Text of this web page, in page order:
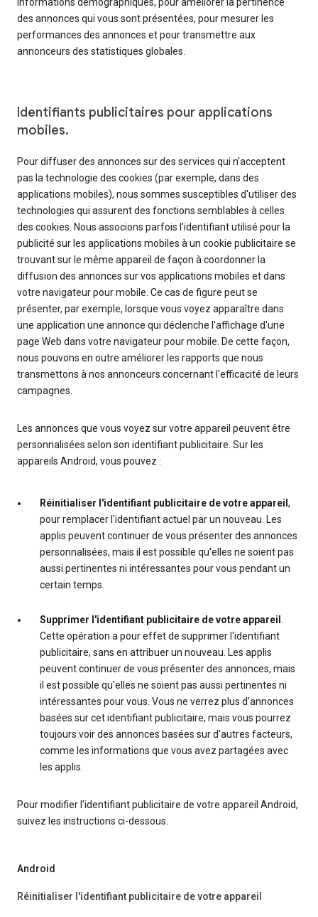
des annonces qui vous sont présentées, pour mesurer les
performances des annonces et pour transmettre aux
annonceurs des statistiques globales.
Identifiants publicitaires pour applications
mobiles.
Pour diffuser des annonces sur des services qui n'acceptent
pas la technologie des cookies (par exemple, dans des
applications mobiles), nous sommes susceptibles d'utiliser des
technologies qui assurent des fonctions semblables à celles
des cookies. Nous associons parfois l'identifiant utilisé pour la
publicité sur les applications mobiles à un cookie publicitaire se
trouvant sur le même appareil de façon à coordonner la
diffusion des annonces sur vos applications mobiles et dans
votre navigateur pour mobile. Ce cas de figure peut se
présenter, par exemple, lorsque vous voyez apparaître dans
une application une annonce qui déclenche l'affichage d'une
page Web dans votre navigateur pour mobile. De cette façon,
nous pouvons en outre améliorer les rapports que nous
transmettons à nos annonceurs concernant l'efficacité de leurs
campagnes.
Les annonces que vous voyez sur votre appareil peuvent être
personnalisées selon son identifiant publicitaire. Sur les
appareils Android, vous pouvez :
Réinitialiser l'identifiant publicitaire de votre appareil ,
pour remplacer l'identifiant actuel par un nouveau. Les
applis peuvent continuer de vous présenter des annonces
personnalisées, mais il est possible qu'elles ne soient pas
aussi pertinentes ni intéressantes pour vous pendant un
certain temps.
Supprimer l'identifiant publicitaire de votre appareil
Cette opération a pour effet de supprimer l'identifiant
publicitaire, sans en attribuer un nouveau. Les applis
peuvent continuer de vous présenter des annonces, mais
il est possible qu'elles ne soient pas aussi pertinentes ni
intéressantes pour vous. Vous ne verrez plus d'annonces
basées sur cet identifiant publicitaire, mais vous pourrez
toujours voir des annonces basées sur d'autres facteurs,
comme les informations que vous avez partagées avec
les applis.
Pour modifier l'identifiant publicitaire de votre appareil Android,
suivez les instructions ci-dessous.
Android
Réinitialiser l'identifiant publicitaire de votre appareil